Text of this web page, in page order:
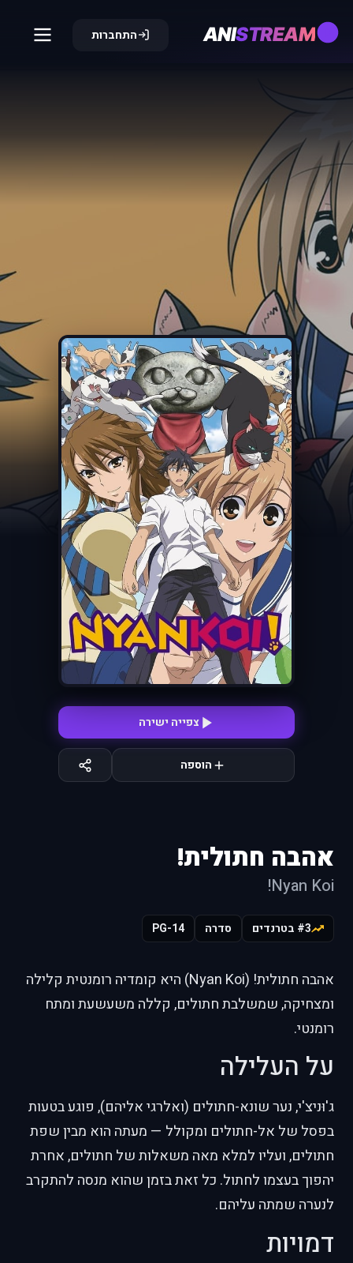
ANISTREAM התחברות
צפייה ישירה
הוספה
אהבה חתולית!
Nyan Koi!
#3 בטרנדים סדרה PG-14
אהבה חתולית! (Nyan Koi) היא קומדיה רומנטית קלילה
ומצחיקה, שמשלבת חתולים, קללה משעשעת ומתח
רומנטי.
על העלילה
ג'וּניצ'י, נער שונא-חתולים (ואלרגי אליהם), פוגע בטעות
בפסל של אל-חתולים ומקולל — מעתה הוא מבין שפת
חתולים, ועליו למלא מאה משאלות של חתולים, אחרת
יהפוך בעצמו לחתול. כל זאת בזמן שהוא מנסה להתקרב
לנערה שמתה עליהם.
דמויות